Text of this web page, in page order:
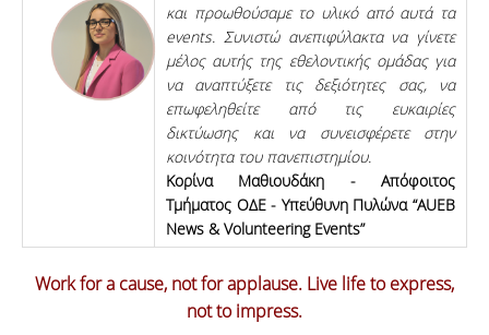
και προωθούσαμε το υλικό από αυτά τα
events. Συνιστώ ανεπιφύλακτα να γίνετε
μέλος αυτής της εθελοντικής ομάδας για
να αναπτύξετε τις δεξιότητες σας, να
επωφεληθείτε από τις ευκαιρίες
δικτύωσης και να συνεισφέρετε στην
κοινότητα του πανεπιστημίου.
Κορίνα Μαθιουδάκη - Απόφοιτος
Τμήματος ΟΔΕ - Υπεύθυνη Πυλώνα “AUEB
News & Volunteering Events”
Work for a cause, not for applause. Live life to express,
not to impress.